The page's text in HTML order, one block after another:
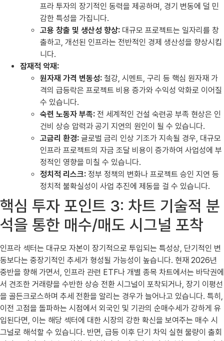
프라 투자의 장기적인 동력을 제공하며, 경기 변동에 덜 민
감한 특성을 가집니다.
고용 창출 및 생산성 향상: 대규모 프로젝트는 일자리를 창
출하고, 개선된 인프라는 전반적인 경제 생산성을 향상시킵
니다.
잠재적 악재:
원자재 가격 변동성: 철강, 시멘트, 구리 등 핵심 원자재 가
격의 급등락은 프로젝트 비용 증가와 수익성 악화로 이어질
수 있습니다.
숙련 노동자 부족: 전 세계적인 건설 숙련공 부족 현상은 인
건비 상승 압력과 공기 지연의 원인이 될 수 있습니다.
고금리 환경: 글로벌 금리 인상 기조가 지속될 경우, 대규모
인프라 프로젝트의 자금 조달 비용이 증가하여 사업성에 부
정적인 영향을 미칠 수 있습니다.
정치적 리스크: 정부 정책의 변화나 프로젝트 승인 지연 등
정치적 불확실성이 사업 추진에 제동을 걸 수 있습니다.
핵심 투자 포인트 3: 차트 기술적 분
석을 통한 매수/매도 시그널 포착
인프라 섹터는 대규모 자본이 장기적으로 투입되는 특성상, 단기적인 변
동보다는 중장기적인 추세가 형성될 가능성이 높습니다. 현재 2026년
중반을 향해 가면서, 인프라 관련 ETF나 개별 종목 차트에서는 바닥권에
서 견조한 거래량을 수반한 상승 전환 시그널이 포착되거나, 장기 이평선
을 골든크로스하며 추세 전환을 알리는 경우가 늘어나고 있습니다. 특히,
이전 고점을 돌파하는 시점에서 외국인 및 기관의 순매수세가 강하게 유
입된다면, 이는 해당 섹터에 대한 시장의 강한 확신을 보여주는 매수 시
그널로 해석할 수 있습니다. 반면, 급등 이후 단기 차익 실현 물량이 출회